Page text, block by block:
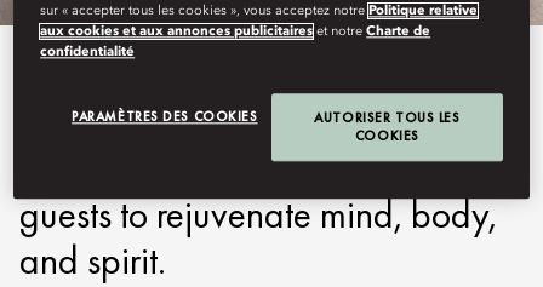
fitness and wellness activities,
designed exclusively for our Spa
guests to rejuvenate mind, body,
and spirit.
sur « accepter tous les cookies », vous acceptez notre Politique relative
aux cookies et aux annonces publicitaires et notreCharte de
confidentialité
PARAMÈTRES DES COOKIES
AUTORISER TOUS LES
COOKIES